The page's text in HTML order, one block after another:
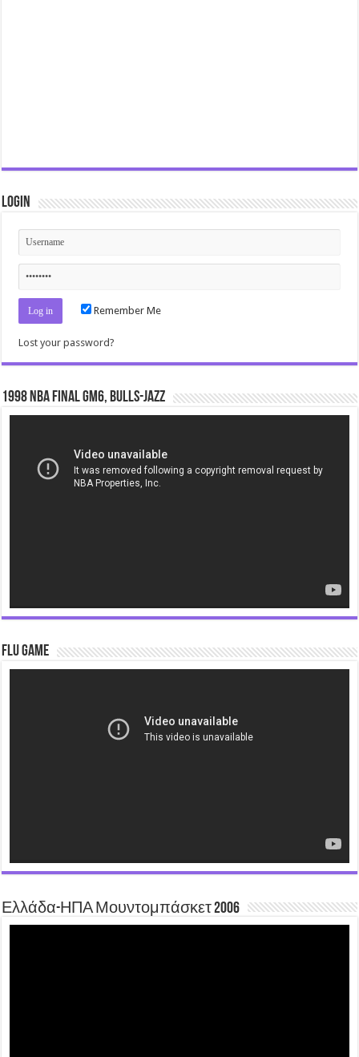
Login
Remember Me
Lost your password?
1998 NBA Final gm6, Bulls-Jazz
Flu Game
Ελλάδα-ΗΠΑ Μουντομπάσκετ 2006